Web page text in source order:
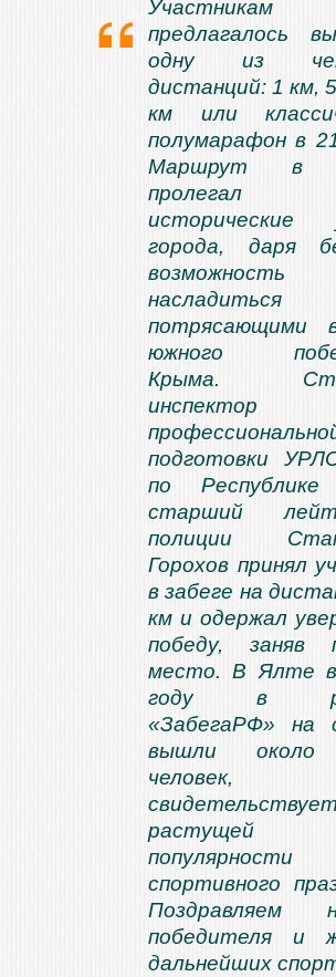
Участникам
предлагалось
одну из
дистанций: 1 км,
км или
полумарафон в
Маршрут в
пролегал
исторические
города, даря
возможность
насладиться
потрясающими
южного
Крыма.
инспектор
подготовки
по
старший
полиции
Горохов принял
в забеге на
км и одержал
победу, заняв
место. В Ялте
году в
«ЗабегаРФ» на
вышли около
человек,
растущей
популярности
спортивного
Поздравляем
победителя и
дальнейших